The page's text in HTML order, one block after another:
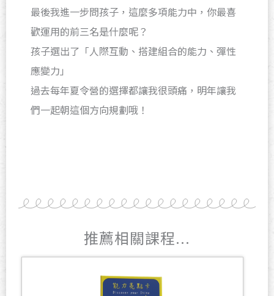
最後我進一步問孩子，這麼多項能力中，你最喜
歡運用的前三名是什麼呢？
孩子選出了「人際互動、搭建組合的能力、彈性
應變力」
過去每年夏令營的選擇都讓我很頭痛，明年讓我
們一起朝這個方向規劃哦！
推薦相關課程...